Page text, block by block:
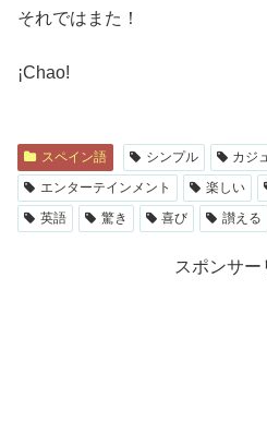
それではまた！
¡Chao!
スペイン語 シンプル
カジ
エンターテインメント
楽しい
英語
驚き 喜び 讃える
スポンサー